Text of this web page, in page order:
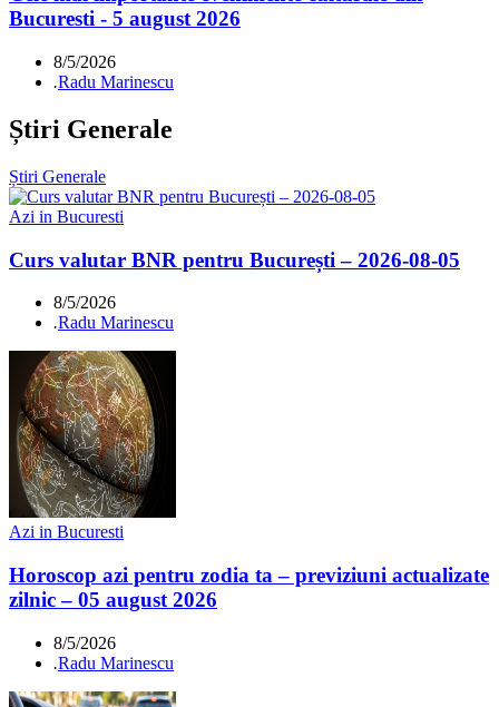
Bucuresti - 5 august 2026
8/5/2026
.Radu Marinescu
Știri Generale
Știri Generale
Azi in Bucuresti
Curs valutar BNR pentru București – 2026-08-05
8/5/2026
.Radu Marinescu
Azi in Bucuresti
Horoscop azi pentru zodia ta – previziuni actualizate
zilnic – 05 august 2026
8/5/2026
.Radu Marinescu